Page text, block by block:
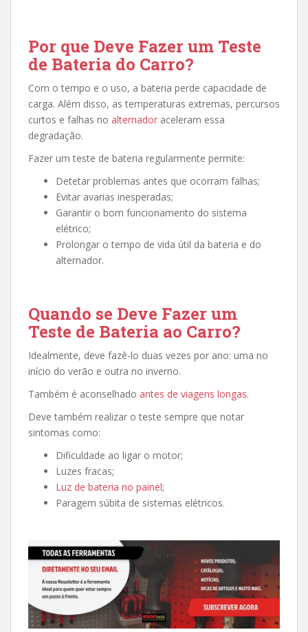
Por que Deve Fazer um Teste
de Bateria do Carro?
Com o tempo e o uso, a bateria perde capacidade de
carga. Além disso, as temperaturas extremas, percursos
curtos e falhas no alternador aceleram essa
degradação.
Fazer um teste de bateria regularmente permite:
Detetar problemas antes que ocorram falhas;
Evitar avarias inesperadas;
Garantir o bom funcionamento do sistema
elétrico;
Prolongar o tempo de vida útil da bateria e do
alternador.
Quando se Deve Fazer um
Teste de Bateria ao Carro?
Idealmente, deve fazê-lo duas vezes por ano: uma no
início do verão e outra no inverno.
Também é aconselhado antes de viagens longas.
Deve também realizar o teste sempre que notar
sintomas como:
Dificuldade ao ligar o motor;
Luzes fracas;
Luz de bateria no painel;
Paragem súbita de sistemas elétricos.